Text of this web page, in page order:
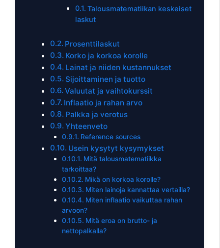
Talousmatematiikan keskeiset
laskut
Prosenttilaskut
Korko ja korkoa korolle
Lainat ja niiden kustannukset
Sijoittaminen ja tuotto
Valuutat ja vaihtokurssit
Inflaatio ja rahan arvo
Palkka ja verotus
Yhteenveto
Reference sources
Usein kysytyt kysymykset
Mitä talousmatematiikka
tarkoittaa?
Mikä on korkoa korolle?
Miten lainoja kannattaa vertailla?
Miten inflaatio vaikuttaa rahan
arvoon?
Mitä eroa on brutto- ja
nettopalkalla?